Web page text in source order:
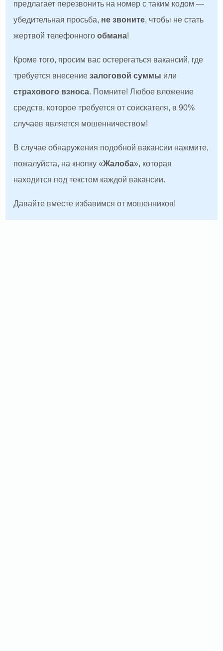
предлагает перезвонить на номер с таким кодом —
убедительная просьба, не звоните, чтобы не стать
жертвой телефонногообмана!
Кроме того, просим вас остерегаться вакансий, где
требуется внесениезалоговой суммы или
страхового взноса. Помните! Любое вложение
средств, которое требуется от соискателя, в 90%
случаев является мошенничеством!
В случае обнаружения подобной вакансии нажмите,
пожалуйста, на кнопку «Жалоба», которая
находится под текстом каждой вакансии.
Давайте вместе избавимся от мошенников!